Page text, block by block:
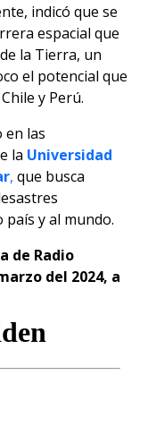
indicó que se
espacial que
la Tierra, un
el potencial que
y Perú.
en las
la Universidad
, que busca
y al mundo.
de Radio
del 2024, a